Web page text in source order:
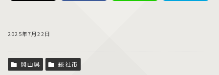
2025年7月22日
岡山県 総社市